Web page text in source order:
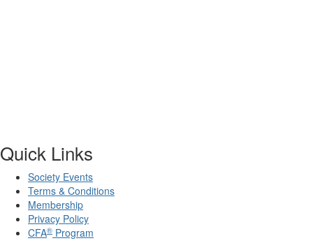
Quick Links
Society Events
Terms & Conditions
Membership
Privacy Policy
CFA® Program